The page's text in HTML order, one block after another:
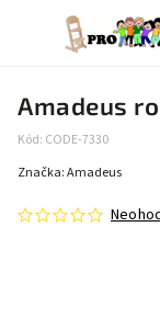
Amadeus
Kód: CODE-7330
Značka:Amadeus